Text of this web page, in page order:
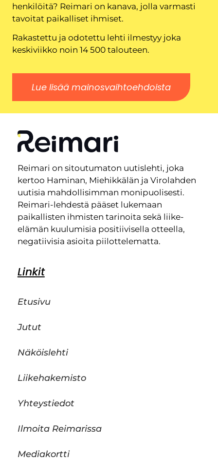
henkilöitä? Reimari on kanava, jolla varmasti
tavoitat paikalliset ihmiset.
Rakastettu ja odotettu lehti ilmestyy joka
keskiviikko noin 14 500 talouteen.
Lue lisää mainosvaihtoehdoista
Reimari on sitoutumaton uutislehti, joka
kertoo Haminan, Miehikkälän ja Virolahden
uutisia mahdollisimman monipuolisesti.
Reimari-lehdestä pääset lukemaan
paikallisten ihmisten tarinoita sekä liike-
elämän kuulumisia positiivisella otteella,
negatiivisia asioita piilottelematta.
Linkit
Etusivu
Jutut
Näköislehti
Liikehakemisto
Yhteystiedot
Ilmoita Reimarissa
Mediakortti